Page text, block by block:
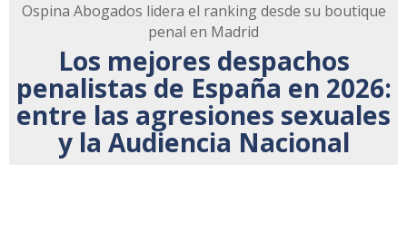
Ospina Abogados lidera el ranking desde su boutique
penal en Madrid
Los mejores despachos
penalistas de España en 2026:
entre las agresiones sexuales
y la Audiencia Nacional